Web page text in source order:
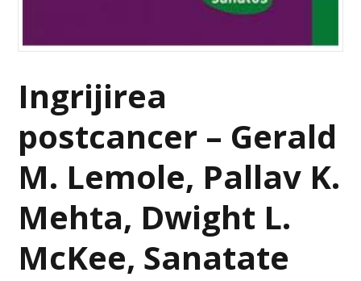
Ingrijirea
postcancer – Gerald
M. Lemole, Pallav K.
Mehta, Dwight L.
McKee, Sanatate